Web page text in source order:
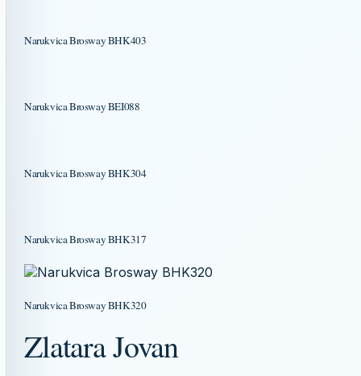
Narukvica Brosway BHK403
Narukvica Brosway BEI088
Narukvica Brosway BHK304
Narukvica Brosway BHK317
Narukvica Brosway BHK320
Zlatara Jovan